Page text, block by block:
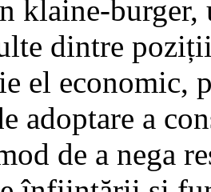
klaine-burger,
dintre
el economic,
adoptare a
de a nega